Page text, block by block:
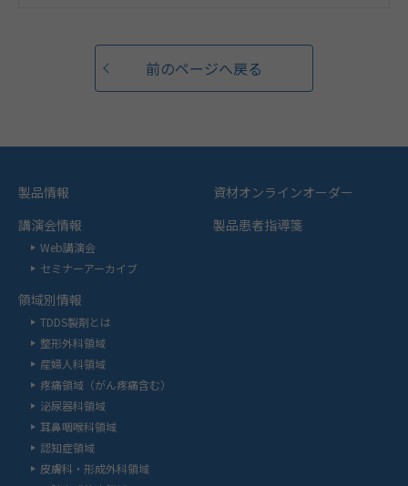
前のページへ戻る
製品情報
講演会情報
Web講演会
セミナーアーカイブ
領域別情報
TDDS製剤とは
整形外科領域
産婦人科領域
疼痛領域（がん疼痛含む）
泌尿器科領域
耳鼻咽喉科領域
認知症領域
皮膚科・形成外科領域
資材オンラインオーダー
製品患者指導箋